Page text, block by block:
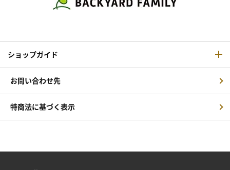
ショップガイド
お問い合わせ先
特商法に基づく表示